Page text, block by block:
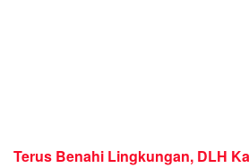
Terus Benahi Lingkungan, DLH